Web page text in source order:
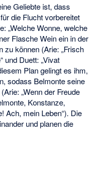
Geliebte ist, dass
die Flucht vorbereitet
„Welche Wonne, welche
Flasche Wein ein in der
zu können (Arie: „Frisch
und Duett: „Vivat
Plan gelingt es ihm,
sodass Belmonte seine
„Wenn der Freude
Konstanze,
Ach, mein Leben“). Die
und planen die